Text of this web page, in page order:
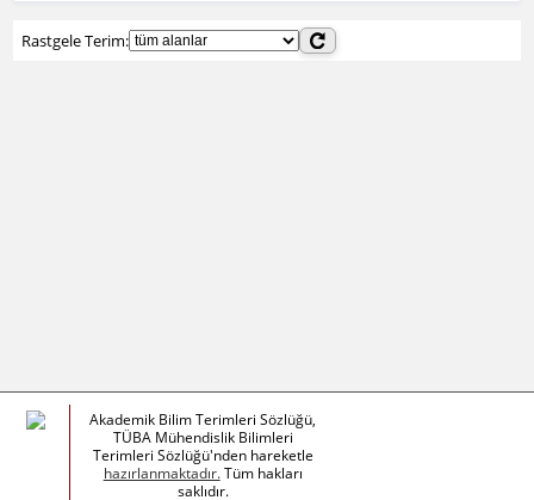
Rastgele Terim:
Akademik Bilim Terimleri Sözlüğü,
TÜBA Mühendislik Bilimleri
Terimleri Sözlüğü'nden hareketle
hazırlanmaktadır.Tüm hakları
saklıdır.